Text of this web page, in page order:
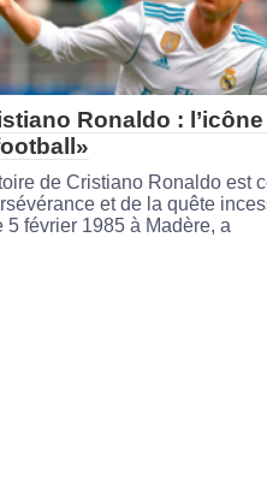
Ronaldo :
de Cristiano Ronaldo est
et de la quête
5 février 1985 à Madère, a